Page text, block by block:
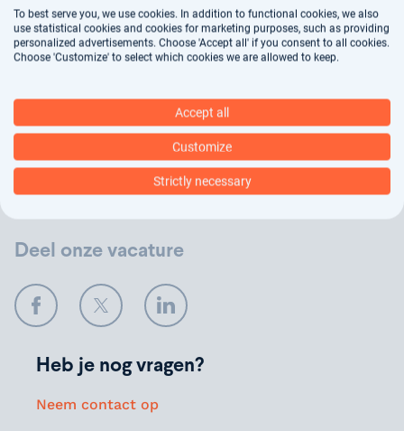
Jouw gegevens worden gebruikt voor
plaats. In onsprivacy statementkun je nalezen hoe
wij jouw gegevens verwerken.
Deel onze vacature
FacebookTwitter LinkedIn
Heb je nog vragen?
Neem contact op
To best serve you, we use cookies. In addition to functional cookies, we also
use statistical cookies and cookies for marketing purposes, such as providing
personalized advertisements. Choose 'Accept all' if you consent to all cookies.
Choose 'Customize' to select which cookies we are allowed to keep.
Accept all
Customize
Strictly necessary